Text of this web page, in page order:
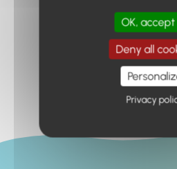
Retour à
OK, accept
Deny all
Privacy